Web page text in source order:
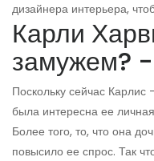
дизайнера интерьера,
Карли
замужем?
Поскольку сейчас
была интересна ее
Более того, то, что она
повысило ее спрос. Так